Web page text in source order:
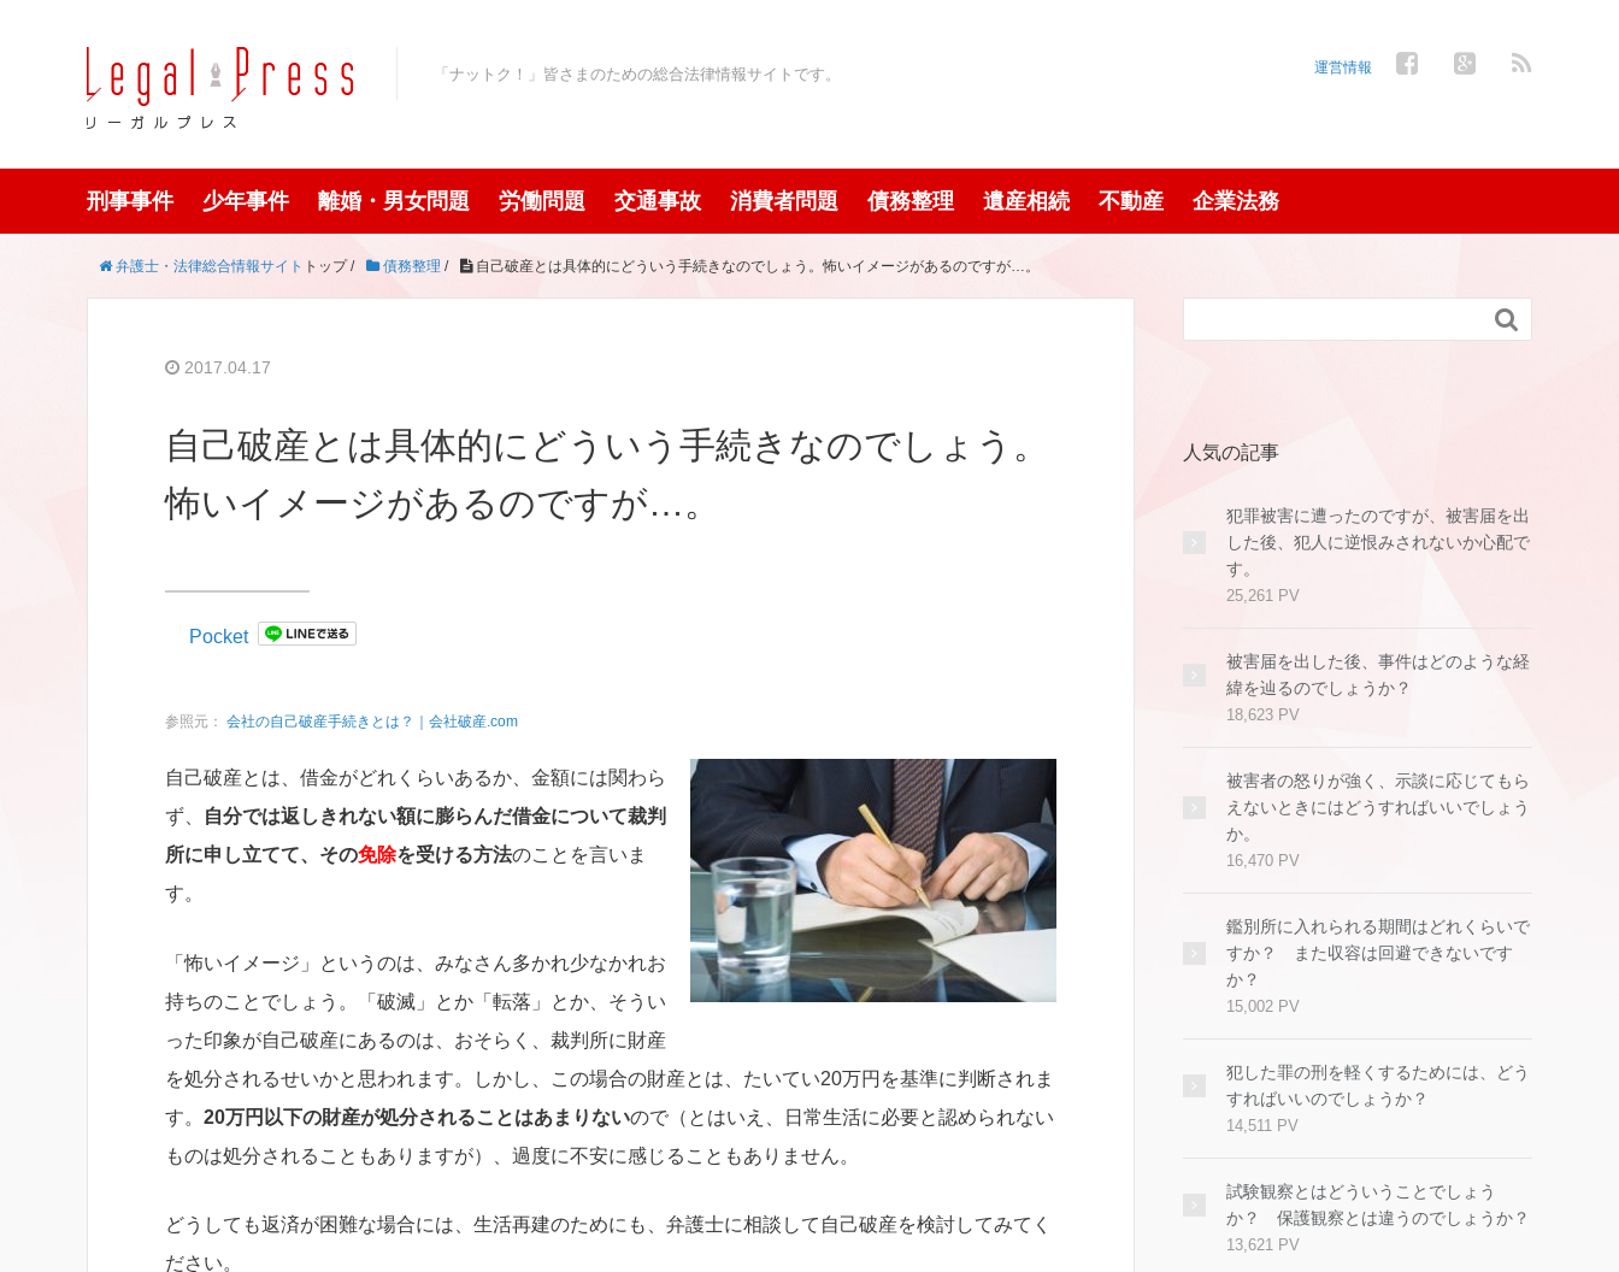
「ナットク！」皆さまのための総合法律情報サイトです。 運営情報
刑事事件 少年事件 離婚・男女問題 労働問題 交通事故 消費者問題 債務整理 遺産相続 不動産 企業法務
弁護士・法律総合情報サイト トップ / 債務整理 / 自己破産とは具体的にどういう手続きなのでしょう。怖いイメージがあるのですが…。
2017.04.17
自己破産とは具体的にどういう手続きなのでしょう。
怖いイメージがあるのですが…。
Pocket
参照元： 会社の自己破産手続きとは？｜会社破産.com
自己破産とは、借金がどれくらいあるか、金額には関わら
ず、
自分では返しきれない額に膨らんだ借金について裁判
所に申し立てて、その免除を受ける方法のことを言いま
す。
「怖いイメージ」というのは、みなさん多かれ少なかれお
持ちのことでしょう。「破滅」とか「転落」とか、そうい
った印象が自己破産にあるのは、おそらく、裁判所に財産
を処分されるせいかと思われます。しかし、この場合の財産とは、たいてい20万円を基準に判断されま
す。 20万円以下の財産が処分されることはあまりないので（とはいえ、日常生活に必要と認められない
ものは処分されることもありますが）、過度に不安に感じることもありません。
どうしても返済が困難な場合には、生活再建のためにも、弁護士に相談して自己破産を検討してみてく
ださい。

人気の記事
犯罪被害に遭ったのですが、被害届を出
した後、犯人に逆恨みされないか心配で
す。
25,261 PV
被害届を出した後、事件はどのような経
緯を辿るのでしょうか？
18,623 PV
被害者の怒りが強く、示談に応じてもら
えないときにはどうすればいいでしょう
か。
16,470 PV
鑑別所に入れられる期間はどれくらいで
すか？ また収容は回避できないです
か？
15,002 PV
犯した罪の刑を軽くするためには、どう
すればいいのでしょうか？
14,511 PV
試験観察とはどういうことでしょう
か？ 保護観察とは違うのでしょうか？
13,621 PV